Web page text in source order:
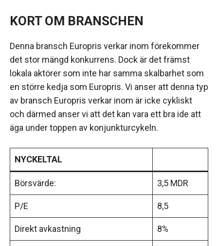
KORT OM BRANSCHEN
Denna bransch Europris verkar inom förekommer
det stor mängd konkurrens. Dock är det främst
lokala aktörer som inte har samma skalbarhet som
en större kedja som Europris. Vi anser att denna typ
av bransch Europris verkar inom är icke cykliskt
och därmed anser vi att det kan vara ett bra ide att
äga under toppen av konjunkturcykeln.
NYCKELTAL
Börsvärde: 3,5 MDR
P/E 8,5
Direkt avkastning 8%